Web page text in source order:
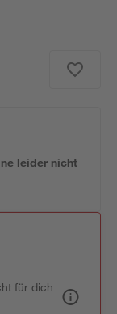
leider nicht
für dich